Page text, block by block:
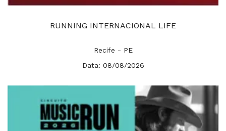
RUNNING INTERNACIONAL LIFE
Recife - PE
Data: 08/08/2026